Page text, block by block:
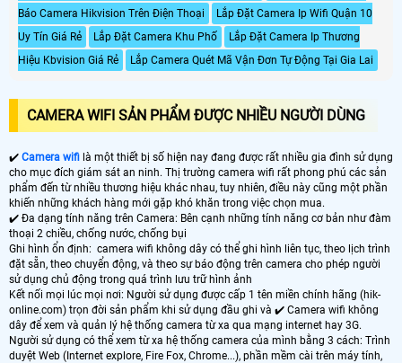
Báo Camera Hikvision Trên Điện Thoại
Lắp Đặt Camera Ip Wifi Quận 10
Uy Tín Giá Rẻ
Lắp Đặt Camera Khu Phố
Lắp Đặt Camera Ip Thương
Hiệu Kbvision Giá Rẻ
Lắp Camera Quét Mã Vận Đơn Tự Động Tại Gia Lai
CAMERA WIFI SẢN PHẨM ĐƯỢC NHIỀU NGƯỜI DÙNG
✔️ Camera wifi là một thiết bị số hiện nay đang được rất nhiều gia đình sử dụng
cho mục đích giám sát an ninh. Thị trường camera wifi rất phong phú các sản
phẩm đến từ nhiều thương hiệu khác nhau, tuy nhiên, điều này cũng một phần
khiến những khách hàng mới gặp khó khăn trong việc chọn mua.
✔️ Đa dạng tính năng trên Camera: Bên cạnh những tính năng cơ bản như đàm
thoại 2 chiều, chống nước, chống bụi
Ghi hình ổn định: camera wifi không dây có thể ghi hình liên tục, theo lịch trình
đặt sẵn, theo chuyển động, và theo sự báo động trên camera cho phép người
sử dụng chủ động trong quá trình lưu trữ hình ảnh
Kết nối mọi lúc mọi nơi: Người sử dụng được cấp 1 tên miền chính hãng (hik-
online.com) trọn đời sản phẩm khi sử dụng đầu ghi và ✔️ Camera wifi không
dây để xem và quản lý hệ thống camera từ xa qua mạng internet hay 3G.
Người sử dụng có thể xem từ xa hệ thống camera của mình bằng 3 cách: Trình
duyệt Web (Internet explore, Fire Fox, Chrome...), phần mềm cài trên máy tính,